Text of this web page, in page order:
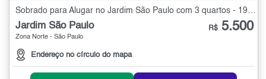
Sobrado para Alugar no Jardim São Paulo com 3 quartos - 191 m²
Jardim São Paulo
Zona Norte - São Paulo
Endereço no círculo do mapa
R$ 5.500